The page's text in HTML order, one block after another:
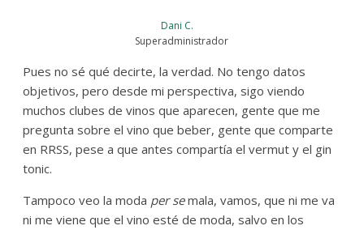
Dani C.
Superadministrador
Pues no sé qué decirte, la verdad. No tengo datos
objetivos, pero desde mi perspectiva, sigo viendo
muchos clubes de vinos que aparecen, gente que me
pregunta sobre el vino que beber, gente que comparte
en RRSS, pese a que antes compartía el vermut y el gin
tonic.
Tampoco veo la moda per semala, vamos, que ni me va
ni me viene que el vino esté de moda, salvo en los